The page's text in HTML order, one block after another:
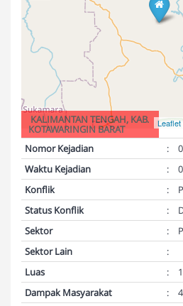
Leaflet
KALIMANTAN TENGAH, KAB.
KOTAWARINGIN BARAT
Nomor Kejadian
:
Waktu Kejadian
:
Konflik
:
Status Konflik
:
Sektor
:
Sektor Lain
:
Luas
:
Dampak Masyarakat
: